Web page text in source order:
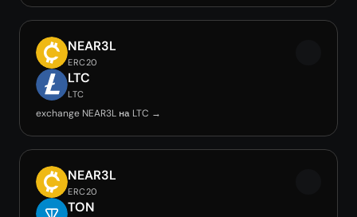
NEAR3L
ERC20
LTC
LTC
exchange NEAR3L на LTC →
NEAR3L
ERC20
TON